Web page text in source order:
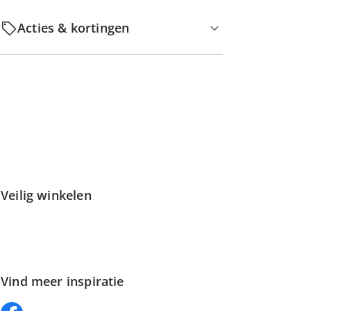
Acties & kortingen
Veilig winkelen
Vind meer inspiratie